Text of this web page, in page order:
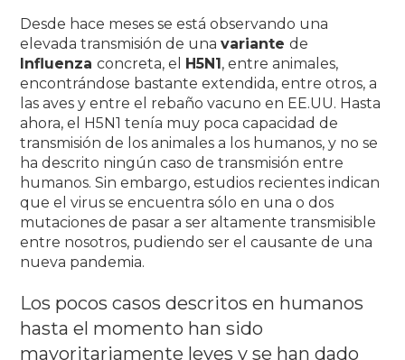
Desde hace meses se está observando una
elevada transmisión de unavariantede
Influenzaconcreta, el H5N1 , entre animales,
encontrándose bastante extendida, entre otros, a
las aves y entre el rebaño vacuno en EE.UU. Hasta
ahora, el H5N1 tenía muy poca capacidad de
transmisión de los animales a los humanos, y no se
ha descrito ningún caso de transmisión entre
humanos. Sin embargo, estudios recientes indican
que el virus se encuentra sólo en una o dos
mutaciones de pasar a ser altamente transmisible
entre nosotros, pudiendo ser el causante de una
nueva pandemia.
Los pocos casos descritos en humanos
hasta el momento han sido
mayoritariamente leves y se han dado